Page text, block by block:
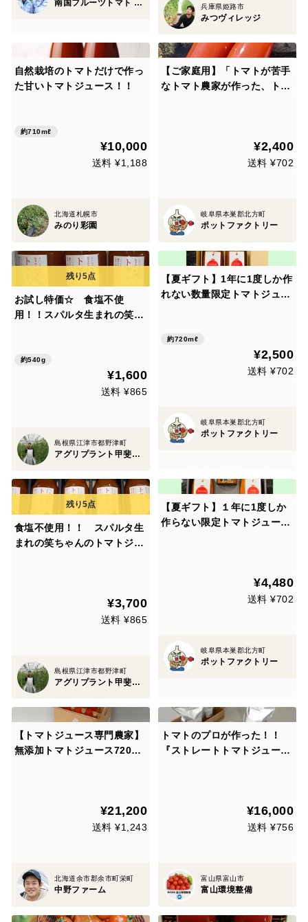
南国フルーツトマト てらすファーム 兵庫県姫路市
みつヴィレッジ
自然栽培のトマトだけで作っ
た甘いトマトジュース！！
約710mℓ
¥10,000
送料 ¥1,188
北海道札幌市
みのり彩園
【ご家庭用】「トマトが苦手
なトマト農家が作った、トマ
¥2,400
送料 ¥702
岐阜県本巣郡北方町
ポットファクトリー
お試し特価☆ 食塩不使
用！！スパルタ生まれの笑ち
約540g
¥1,600
送料 ¥865
島根県江津市都野津町
アグリプラント甲斐の木
【夏ギフト】1年に1度しか作
れない数量限定トマトジュー
約720mℓ
¥2,500
送料 ¥702
岐阜県本巣郡北方町
ポットファクトリー
食塩不使用！！ スパルタ生
まれの笑ちゃんのトマトジュ
¥3,700
送料 ¥865
島根県江津市都野津町
アグリプラント甲斐の木
【夏ギフト】１年に1度しか
作らない限定トマトジュース
¥4,480
送料 ¥702
岐阜県本巣郡北方町
ポットファクトリー
【トマトジュース専門農家】
無添加トマトジュース720ml
¥21,200
送料 ¥1,243
北海道余市郡余市町栄町
中野ファーム
トマトのプロが作った！！
『ストレートトマトジュー
¥16,000
送料 ¥756
富山県富山市
富山環境整備